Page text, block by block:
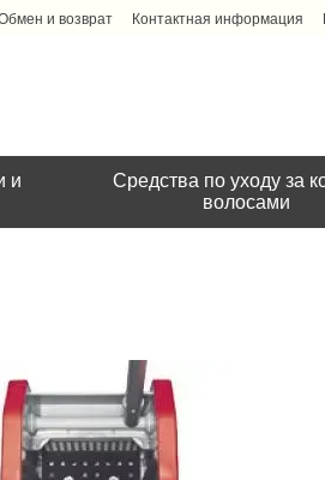
и возврат Контактная информация
и
Средства по уходу за
волосами